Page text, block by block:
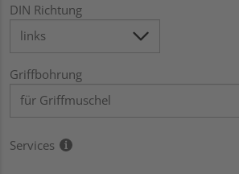
DIN Richtung
Griffbohrung
Services